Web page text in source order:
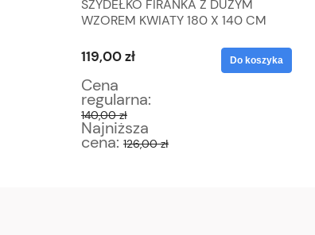
SZYDEŁKO FIRANKA Z DUŻYM
WZOREM KWIATY 180 X 140 CM
119,00 zł
Cena
regularna:
140,00 zł
Najniższa
cena: 126,00 zł
Do koszyka